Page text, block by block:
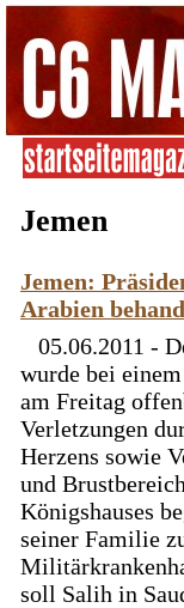
Jemen
Jemen:
Arabien
05.06.2011 -
wurde bei
am Freitag
Verletzungen
Herzens sowie
und
Königshauses
seiner Familie
soll Salih in